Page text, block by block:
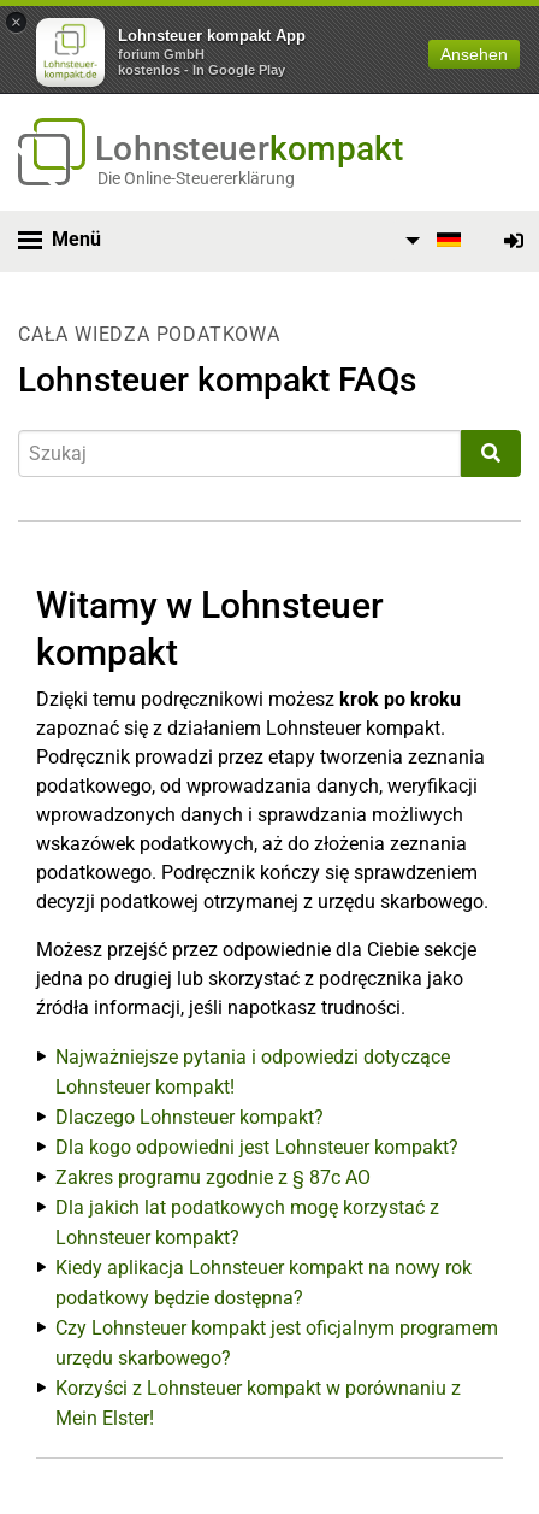
×
Lohnsteuer kompakt App
forium GmbH
kostenlos - In Google Play
Ansehen
Lohnsteuerkompakt
Die Online-Steuererklärung
Menü
CAŁA WIEDZA PODATKOWA
Lohnsteuer kompakt FAQs
Witamy w Lohnsteuer
kompakt
Dzięki temu podręcznikowi możesz krok po kroku
zapoznać się z działaniem Lohnsteuer kompakt.
Podręcznik prowadzi przez etapy tworzenia zeznania
podatkowego, od wprowadzania danych, weryfikacji
wprowadzonych danych i sprawdzania możliwych
wskazówek podatkowych, aż do złożenia zeznania
podatkowego. Podręcznik kończy się sprawdzeniem
decyzji podatkowej otrzymanej z urzędu skarbowego.
Możesz przejść przez odpowiednie dla Ciebie sekcje
jedna po drugiej lub skorzystać z podręcznika jako
źródła informacji, jeśli napotkasz trudności.
Najważniejsze pytania i odpowiedzi dotyczące
Lohnsteuer kompakt!
Dlaczego Lohnsteuer kompakt?
Dla kogo odpowiedni jest Lohnsteuer kompakt?
Zakres programu zgodnie z § 87c AO
Dla jakich lat podatkowych mogę korzystać z
Lohnsteuer kompakt?
Kiedy aplikacja Lohnsteuer kompakt na nowy rok
podatkowy będzie dostępna?
Czy Lohnsteuer kompakt jest oficjalnym programem
urzędu skarbowego?
Korzyści z Lohnsteuer kompakt w porównaniu z
Mein Elster!